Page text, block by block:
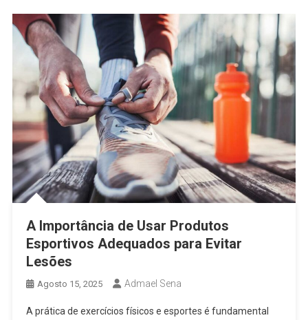
A Importância de Usar Produtos
Esportivos Adequados para Evitar
Lesões
Agosto 15, 2025 Admael Sena
A prática de exercícios físicos e esportes é fundamental